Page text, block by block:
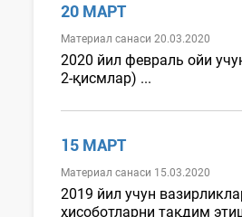
20 МАРТ
Материал санаси 20.03.2020
2020 йил февраль ойи
2-қисмлар) ...
15 МАРТ
Материал санаси 15.03.2020
2019 йил учун
ҳисоботларни тақдим